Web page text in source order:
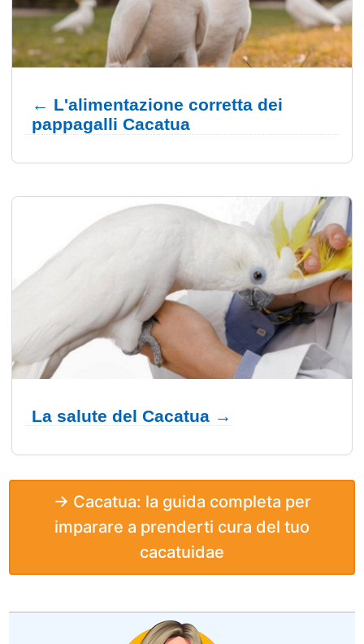
← L'alimentazione corretta dei
pappagalli Cacatua
La salute del Cacatua →
→ Cacatua: la guida completa per
imparare a prenderti cura del tuo
cacatuidae